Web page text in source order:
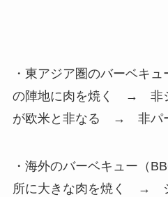
・東アジア圏のバーベキ
の陣地に肉を焼く →
が欧米と非なる → 非
・海外のバーベキュー（
所に大きな肉を焼く →